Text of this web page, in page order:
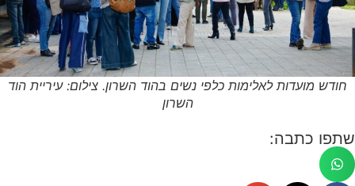
חודש מועדות לאלימות כלפי נשים בהוד השרון. צילום: עיריית הוד
השרון
שתפו כתבה: